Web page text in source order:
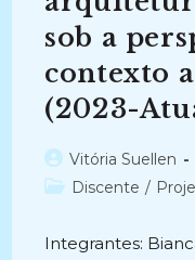
sob a
contexto
(2023-
Autor
do
Vitória Suellen
Categoria
Discente /
Integrantes: